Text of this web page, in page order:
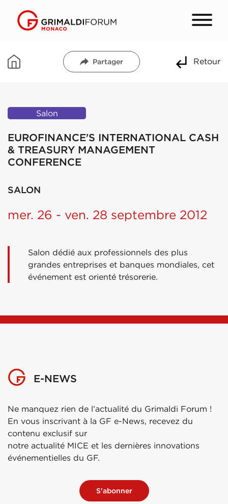
Partager Retour
Salon
EUROFINANCE'S INTERNATIONAL CASH
& TREASURY MANAGEMENT
CONFERENCE
SALON
mer. 26 - ven. 28 septembre 2012
Salon dédié aux professionnels des plus
grandes entreprises et banques mondiales, cet
événement est orienté trésorerie.
E-NEWS
Ne manquez rien de l’actualité du Grimaldi Forum !
En vous inscrivant à la GF e-News, recevez du
contenu exclusif sur
notre actualité MICE et les dernières innovations
événementielles du GF.
S'abonner